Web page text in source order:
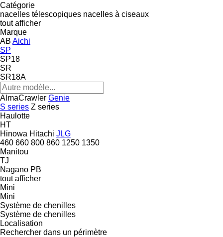
Catégorie
nacelles télescopiques nacelles à ciseaux
tout afficher
Marque
AB Aichi
SP
SP18
SR
SR18A
AlmaCrawler Genie
S series Z series
Haulotte
HT
Hinowa Hitachi JLG
460 660 800 860 1250 1350
Manitou
TJ
Nagano PB
tout afficher
Mini
Mini
Système de chenilles
Système de chenilles
Localisation
Rechercher dans un périmètre